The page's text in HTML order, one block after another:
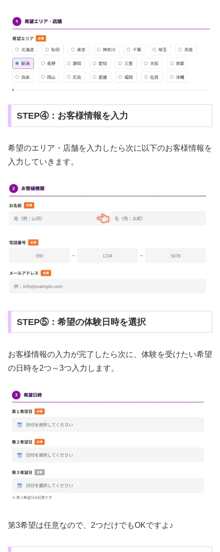
STEP④：お客様情報を入力
希望のエリア・店舗を入力したら次に以下のお客様情報を
入力していきます。
STEP⑤：希望の体験日時を選択
お客様情報の入力が完了したら次に、体験を受けたい希望
の日時を2つ～3つ入力します。
第3希望は任意なので、2つだけでもOKですよ♪